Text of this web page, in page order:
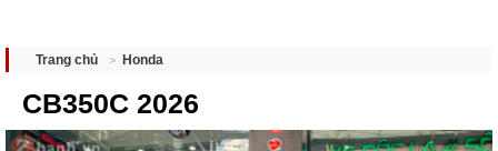
Trang chủ Honda
CB350C 2026